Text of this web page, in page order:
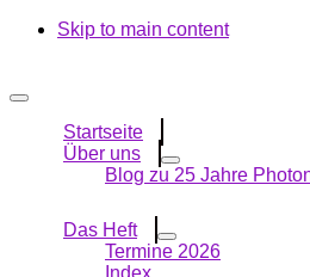
Skip to main content
Startseite
Über uns
Blog zu 25 Jahre
Das Heft
Termine 2026
Index